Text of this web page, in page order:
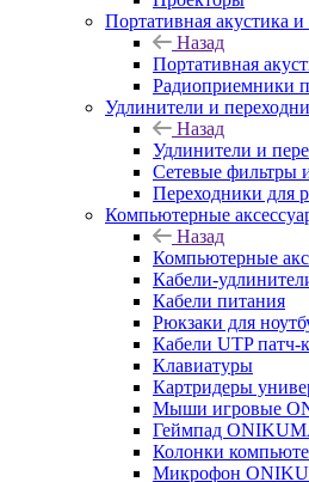
Портативная акустика и
Назад
Портативная
Радиоприемники
Удлинители и
Назад
Удлинители и
Сетевые фильтры
Переходники для
Компьютерные
Назад
Компьютерные
Кабели-
Кабели питания
Рюкзаки для
Кабели UTP патч-
Клавиатуры
Картридеры
Мыши игровые
Геймпад
Колонки
Микрофон